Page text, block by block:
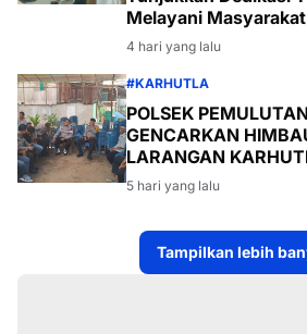
Melayani Masyarakat
4 hari yang lalu
#KARHUTLA
POLSEK
GENCARKAN
LARANGAN
PROGRAM TSKD
KE DESA-DESA
5 hari yang lalu
Tampilkan lebih